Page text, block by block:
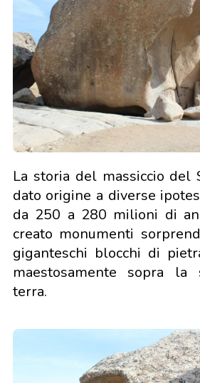
La storia del massiccio del
dato origine a diverse
da 250 a 280 milioni di
creato monumenti
giganteschi blocchi di
maestosamente sopra la
terra.